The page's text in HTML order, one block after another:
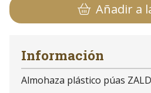
Añadir a
Información
Almohaza plástico púas